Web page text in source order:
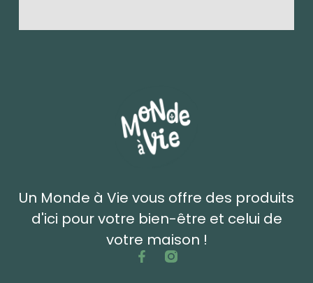
Un Monde à Vie vous offre des produits
d'ici pour votre bien-être et celui de
votre maison !